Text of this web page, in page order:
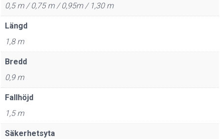
0,5 m / 0,75 m / 0,95m / 1,30 m
Längd
1,8 m
Bredd
0,9 m
Fallhöjd
1,5 m
Säkerhetsyta